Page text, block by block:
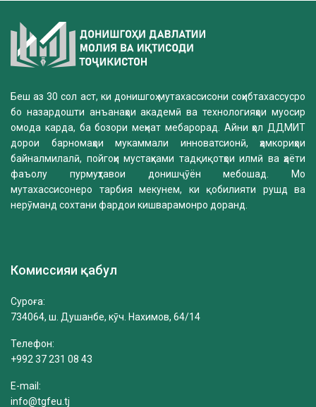
Беш аз 30 сол аст, ки донишгоҳ мутахассисони соҳибтахассусро
бо назардошти анъанаҳои академӣ ва технологияҳои муосир
омода карда, ба бозори меҳнат мебарорад. Айни ҳол ДДМИТ
дорои барномаҳои мукаммали инноватсионӣ, ҳамкориҳои
байналмилалӣ, пойгоҳи мустаҳками тадқиқотҳои илмӣ ва ҳаёти
фаъолу пурмуҳтавои донишҷӯён мебошад. Мо
мутахассисонеро тарбия мекунем, ки қобилияти рушд ва
нерӯманд сохтани фардои кишварамонро доранд.
Комиссияи қабул
Суроға:
734064, ш. Душанбе, кӯч. Нахимов, 64/14
Телефон:
+992 37 231 08 43
E-mail:
info@tgfeu.tj